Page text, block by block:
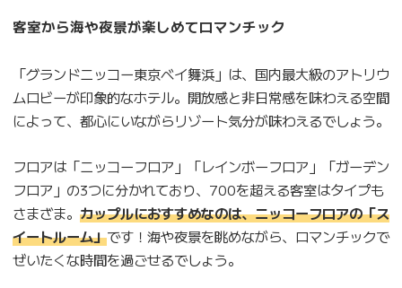
客室から海や夜景が楽しめてロマンチック
「グランドニッコー東京ベイ舞浜」は、国内最大級のアトリウ
ムロビーが印象的なホテル。開放感と非日常感を味わえる空間
によって、都心にいながらリゾート気分が味わえるでしょう。
フロアは「ニッコーフロア」「レインボーフロア」「ガーデン
フロア」の3つに分かれており、700を超える客室はタイプも
さまざま。 カップルにおすすめなのは、ニッコーフロアの「ス
イートルーム」です！海や夜景を眺めながら、ロマンチックで
ぜいたくな時間を過ごせるでしょう。